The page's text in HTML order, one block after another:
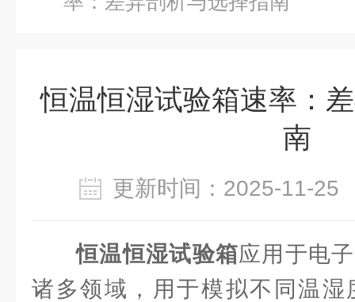
恒温恒湿试验箱速率：
南
更新时间：2025-11-
恒温恒湿试验箱应用于电
诸多领域，用于模拟不同温湿